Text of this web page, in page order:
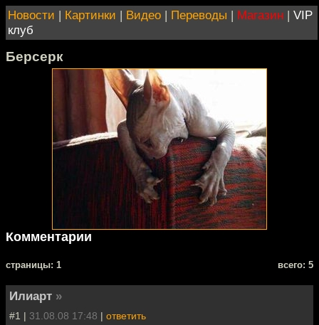
Новости | Картинки | Видео | Переводы | Магазин | VIP
клуб
Берсерк
Комментарии
cтраницы: 1 всего: 5
Илиарт »
#1 | 31.08.08 17:48 | ответить